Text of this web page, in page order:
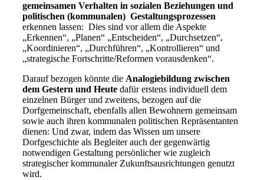
gemeinsamen Verhalten in sozialen Beziehungen und
politischen (kommunalen) Gestaltungsprozessen
erkennen lassen: Dies sind vor allem die Aspekte
„Erkennen“, „Planen“ „Entscheiden“, „Durchsetzen“,
„Koordinieren“, „Durchführen“, „Kontrollieren“ und
„strategische Fortschritte/Reformen vorausdenken“.
Darauf bezogen könnte die Analogiebildung zwischen
dem Gestern und Heutedafür erstens individuell dem
einzelnen Bürger und zweitens, bezogen auf die
Dorfgemeinschaft, ebenfalls allen Bewohnern gemeinsam
sowie auch ihren kommunalen politischen Repräsentanten
dienen: Und zwar, indem das Wissen um unsere
Dorfgeschichte als Begleiter auch der gegenwärtig
notwendigen Gestaltung persönlicher wie zugleich
strategischer kommunaler Zukunftsausrichtungen genutzt
wird.